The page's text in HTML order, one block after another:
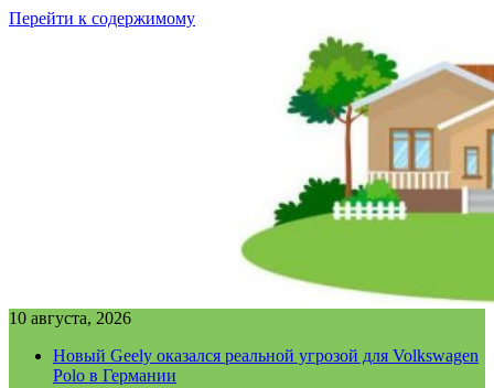
Перейти к содержимому
10 августа, 2026
Новый Geely оказался реальной угрозой для Volkswagen
Polo в Германии